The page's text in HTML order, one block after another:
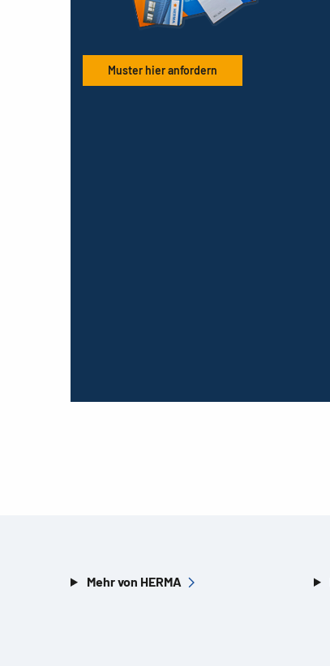
Muster hier anfordern
Mehr von HERMA